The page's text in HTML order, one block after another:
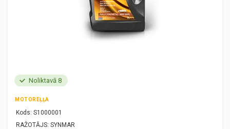
Noliktavā 8
MOTOREĻĻA
Kods: S1000001
RAŽOTĀJS: SYNMAR